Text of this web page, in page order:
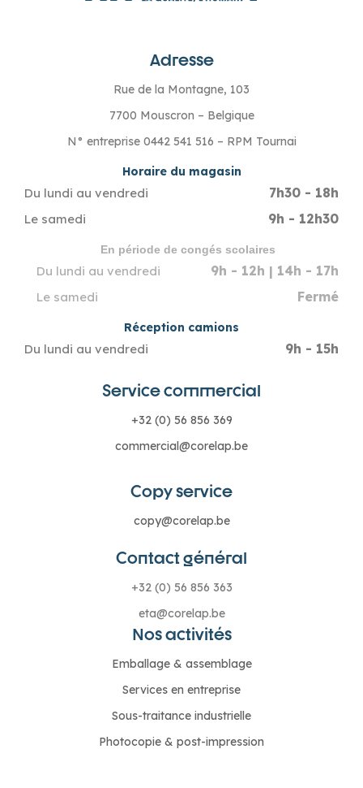
Adresse
Rue de la Montagne, 103
7700 Mouscron – Belgique
N° entreprise 0442 541 516 – RPM Tournai
Horaire du magasin
Du lundi au vendredi 7h30 - 18h
Le samedi 9h - 12h30
En période de congés scolaires
Du lundi au vendredi 9h - 12h | 14h - 17h
Le samedi Fermé
Réception camions
Du lundi au vendredi 9h - 15h
Service commercial
+32 (0) 56 856 369
commercial@corelap.be
Copy service
copy@corelap.be
Contact général
+32 (0) 56 856 363
eta@corelap.be
Nos activités
Emballage & assemblage
Services en entreprise
Sous-traitance industrielle
Photocopie & post-impression